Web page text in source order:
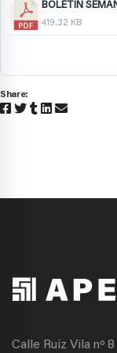
BOLETÍN
419.32 KB
Share:
Calle Ruiz Vila nº 8